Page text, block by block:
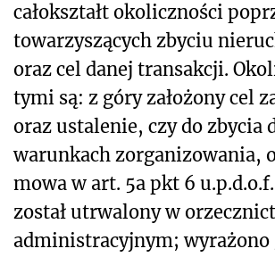
całokształt okoliczności
towarzyszących zbyciu
oraz cel danej transakcji.
tymi są: z góry założony cel
oraz ustalenie, czy do zbycia
warunkach zorganizowania,
mowa w art. 5a pkt 6
został utrwalony w
administracyjnym; wyrażono